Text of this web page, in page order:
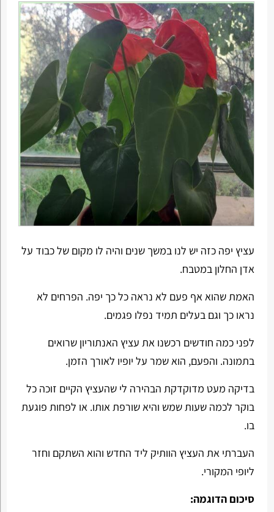
עציץ יפה כזה יש לנו במשך שנים והיה לו מקום של כבוד על
אדן החלון במטבח.
האמת שהוא אף פעם לא נראה כל כך יפה. הפרחים לא
נראו כך וגם בעלים תמיד נפלו פגמים.
לפני כמה חודשים רכשנו את עציץ האנתוריון שרואים
בתמונה. והפעם, הוא שמר על יופיו לאורך הזמן.
בדיקה מעט מדוקדקת הבהירה לי שהעציץ הקיים זוכה כל
בוקר לכמה שעות שמש והיא שורפת אותו. או לפחות פוגעת
בו.
העברתי את העציץ הוותיק ליד החדש והוא השתקם וחזר
ליופי המקורי.
סיכום הדוגמה: